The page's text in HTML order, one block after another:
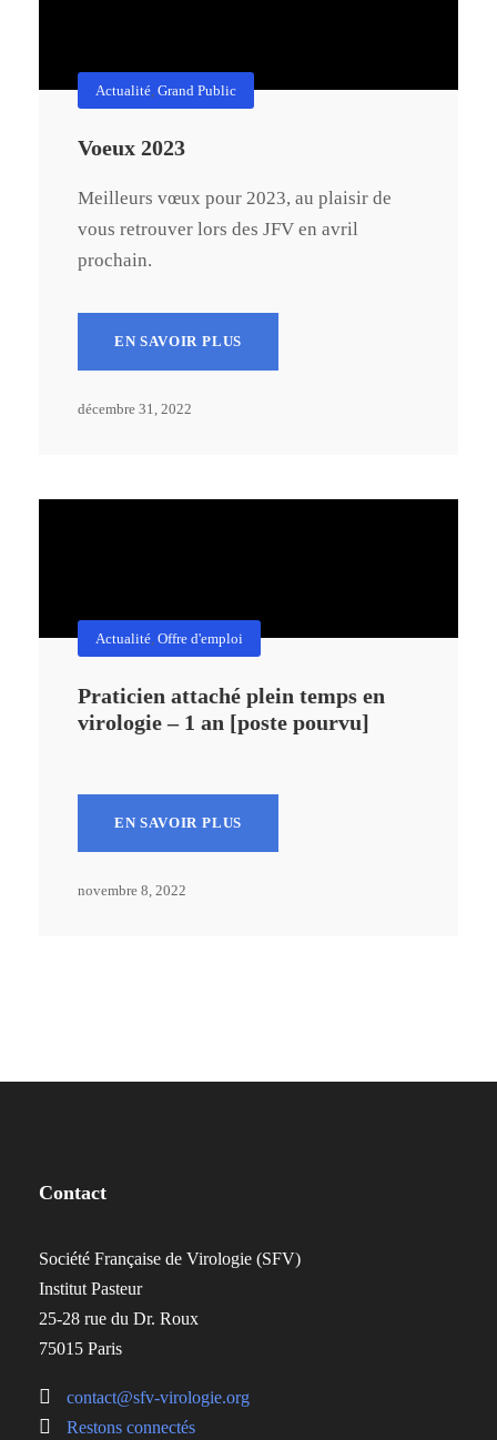
Actualité, Grand Public
Voeux 2023
Meilleurs vœux pour 2023, au plaisir de
vous retrouver lors des JFV en avril
prochain.
EN SAVOIR PLUS
décembre 31, 2022
Actualité, Offre d'emploi
Praticien attaché plein temps en
virologie – 1 an [poste pourvu]
EN SAVOIR PLUS
novembre 8, 2022
Contact
Société Française de Virologie (SFV)
Institut Pasteur
25-28 rue du Dr. Roux
75015 Paris
contact@sfv-virologie.org
Restons connectés